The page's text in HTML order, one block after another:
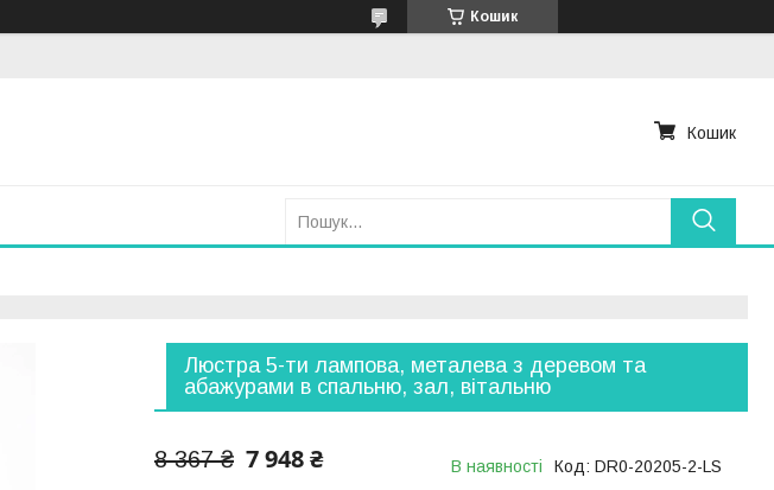
Кошик
Кошик
Люстра 5-ти лампова, металева з деревом та
абажурами в спальню, зал, вітальню
8 367 ₴ 7 948 ₴ В наявності Код: DR0-20205-2-LS